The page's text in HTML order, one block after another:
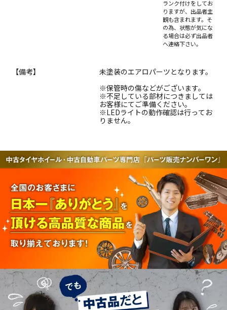
ランク付けをしてお
りますが、出品者主
観も含まれます。そ
の為、状態が気にな
る場合は必ず出品者
へ連絡下さい。
【備考】
未塗装のエアロパーツとなります。
※保管時の傷などがございます。
※不足している部材につきましては
お客様にてご準備ください。
※LEDライトの動作確認は行ってお
りません。